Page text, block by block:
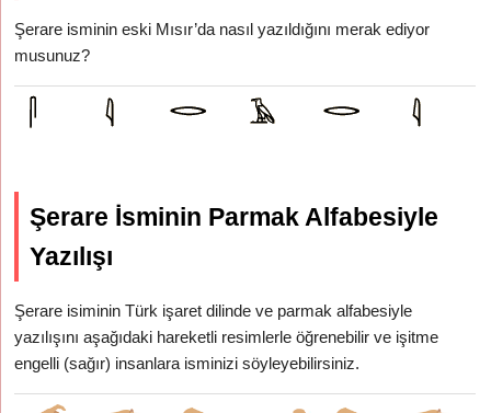
Şerare isminin eski Mısır’da nasıl yazıldığını merak ediyor
musunuz?
Şerare İsminin Parmak Alfabesiyle
Yazılışı
Şerare isiminin Türk işaret dilinde ve parmak alfabesiyle
yazılışını aşağıdaki hareketli resimlerle öğrenebilir ve işitme
engelli (sağır) insanlara isminizi söyleyebilirsiniz.